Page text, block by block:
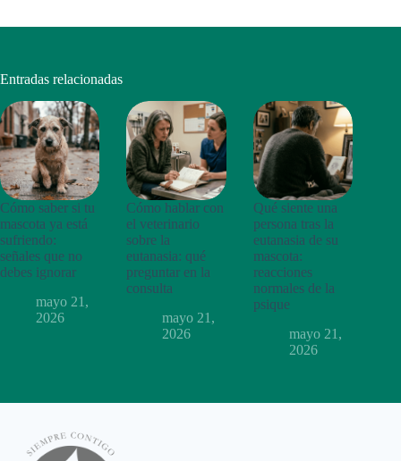
Entradas relacionadas
Cómo saber si tu
mascota ya está
sufriendo:
señales que no
debes ignorar
mayo 21,
2026
Cómo hablar con
el veterinario
sobre la
eutanasia: qué
preguntar en la
consulta
mayo 21,
2026
Qué siente una
persona tras la
eutanasia de su
mascota:
reacciones
normales de la
psique
mayo 21,
2026